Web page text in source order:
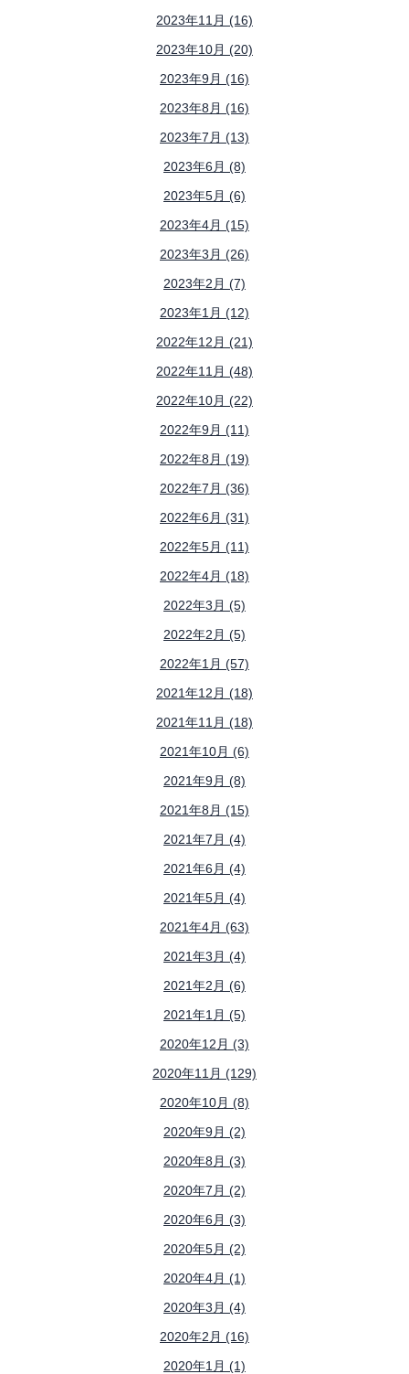
2023年11月 (16)
2023年10月 (20)
2023年9月 (16)
2023年8月 (16)
2023年7月 (13)
2023年6月 (8)
2023年5月 (6)
2023年4月 (15)
2023年3月 (26)
2023年2月 (7)
2023年1月 (12)
2022年12月 (21)
2022年11月 (48)
2022年10月 (22)
2022年9月 (11)
2022年8月 (19)
2022年7月 (36)
2022年6月 (31)
2022年5月 (11)
2022年4月 (18)
2022年3月 (5)
2022年2月 (5)
2022年1月 (57)
2021年12月 (18)
2021年11月 (18)
2021年10月 (6)
2021年9月 (8)
2021年8月 (15)
2021年7月 (4)
2021年6月 (4)
2021年5月 (4)
2021年4月 (63)
2021年3月 (4)
2021年2月 (6)
2021年1月 (5)
2020年12月 (3)
2020年11月 (129)
2020年10月 (8)
2020年9月 (2)
2020年8月 (3)
2020年7月 (2)
2020年6月 (3)
2020年5月 (2)
2020年4月 (1)
2020年3月 (4)
2020年2月 (16)
2020年1月 (1)